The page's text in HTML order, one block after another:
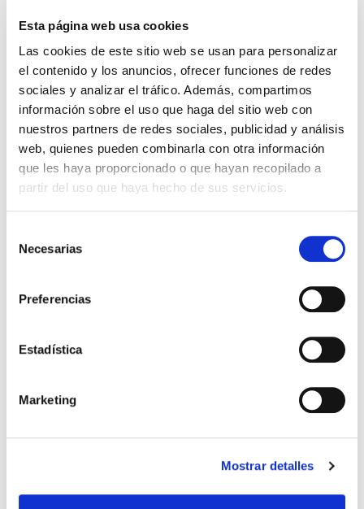
Esta página web usa cookies
Las cookies de este sitio web se usan para personalizar
el contenido y los anuncios, ofrecer funciones de redes
sociales y analizar el tráfico. Además, compartimos
información sobre el uso que haga del sitio web con
nuestros partners de redes sociales, publicidad y análisis
web, quienes pueden combinarla con otra información
que les haya proporcionado o que hayan recopilado a
partir del uso que haya hecho de sus servicios.
Necesarias
Preferencias
Estadística
Marketing
Mostrar detalles
primer trimestre de gestación, que es cuando se
forma el tubo neural.
A todas las embarazadas se les hace una
prueba llamada triple screening, para saber si
el feto tiene riesgos de sufrir malformaciones
en el tubo neural y otras malformaciones
genéticas.
Si el resultado da un nivel alto, se considera que
hay riesgo y se recomienda hacer una ecografía
de alta resolución y una amniocentesis para
poder diagnosticar la enfermedad.
Resumiendo, cuando queramos o nos ilusione la
ácido fólico, asegurarnos que hemos sido
responsables por nuestra parte, con la idea de
Espina bífida